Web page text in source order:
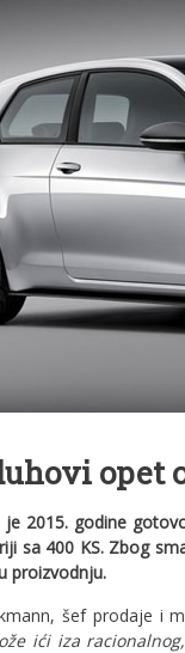
opet
je 2015. godine
sa 400 KS. Zbog
proizvodnju.
šef prodaje i
ići iza